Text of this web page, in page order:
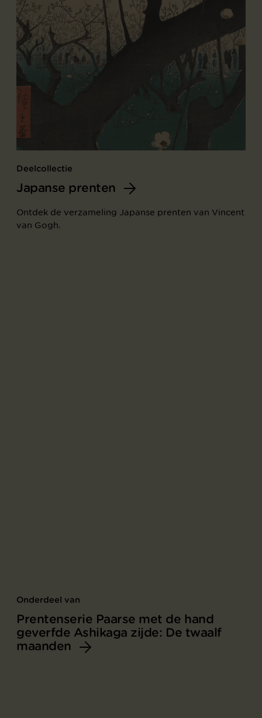
Deelcollectie
Japanse prenten
Ontdek de verzameling Japanse prenten van Vincent
van Gogh.
Onderdeel van
Prentenserie Paarse met de hand
geverfde Ashikaga zijde: De twaalf
maanden